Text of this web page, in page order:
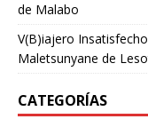
de Malabo
V(B)iajero Insatisfecho
Maletsunyane de
CATEGORÍAS